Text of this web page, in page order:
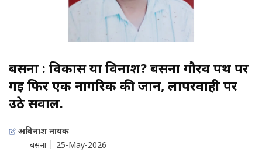
बसना : विकास या विनाश? बसना गौरव पथ पर
गई फिर एक नागरिक की जान, लापरवाही पर
उठे सवाल.
अविनाश नायक
बसना
25-May-2026